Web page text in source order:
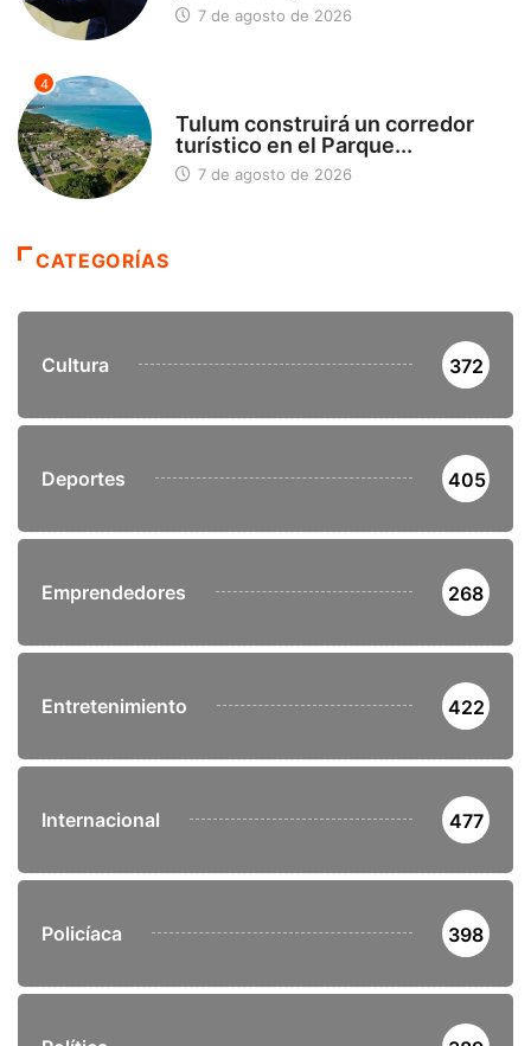
7 de agosto de 2026
4
Tulum construirá un corredor
turístico en el Parque...
7 de agosto de 2026
CATEGORÍAS
Cultura 372
Deportes 405
Emprendedores 268
Entretenimiento 422
Internacional 477
Policíaca 398